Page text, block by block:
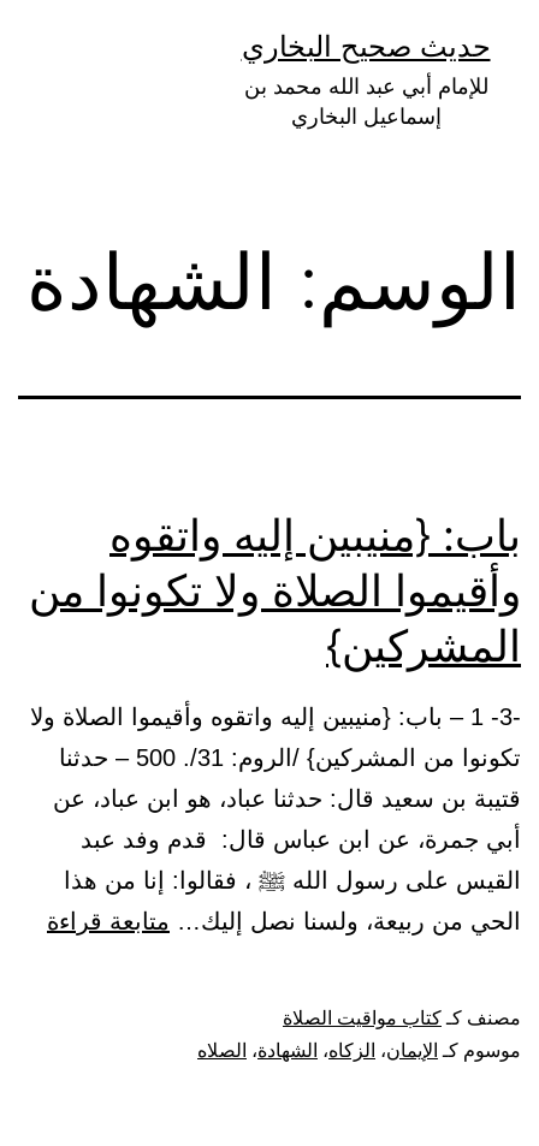
المحتوى
حديث صحيح البخاري
للإمام أبي عبد الله محمد بن
إسماعيل البخاري
الوسم: الشهادة
باب: {منيبين إليه واتقوه
وأقيموا الصلاة ولا تكونوا من
المشركين}
-3- 1 – باب: {منيبين إليه واتقوه وأقيموا الصلاة ولا
تكونوا من المشركين} /الروم: 31/. 500 – حدثنا
قتيبة بن سعيد قال: حدثنا عباد، هو ابن عباد، عن
أبي جمرة، عن ابن عباس قال: قدم وفد عبد
القيس على رسول الله ﷺ ، فقالوا: إنا من هذا
الحي من ربيعة، ولسنا نصل إليك… متابعة قراءة
مصنف كـكتاب مواقيت الصلاة
موسوم كـ الإيمان، الزكاه، الشهادة، الصلاه